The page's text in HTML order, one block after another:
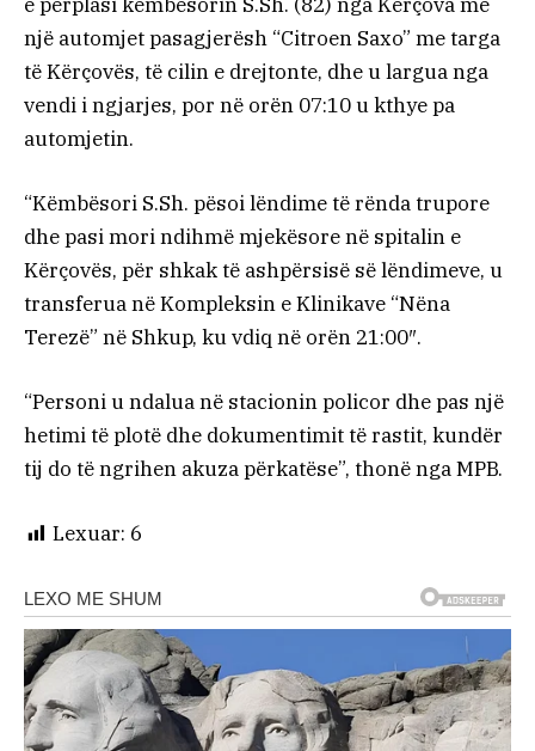
një automjet pasagjerësh “Citroen Saxo” me targa
të Kërçovës, të cilin e drejtonte, dhe u largua nga
vendi i ngjarjes, por në orën 07:10 u kthye pa
automjetin.
“Këmbësori S.Sh. pësoi lëndime të rënda trupore
dhe pasi mori ndihmë mjekësore në spitalin e
Kërçovës, për shkak të ashpërsisë së lëndimeve, u
transferua në Kompleksin e Klinikave “Nëna
Terezë” në Shkup, ku vdiq në orën 21:00″.
“Personi u ndalua në stacionin policor dhe pas një
hetimi të plotë dhe dokumentimit të rastit, kundër
tij do të ngrihen akuza përkatëse”, thonë nga MPB.
Lexuar: 6